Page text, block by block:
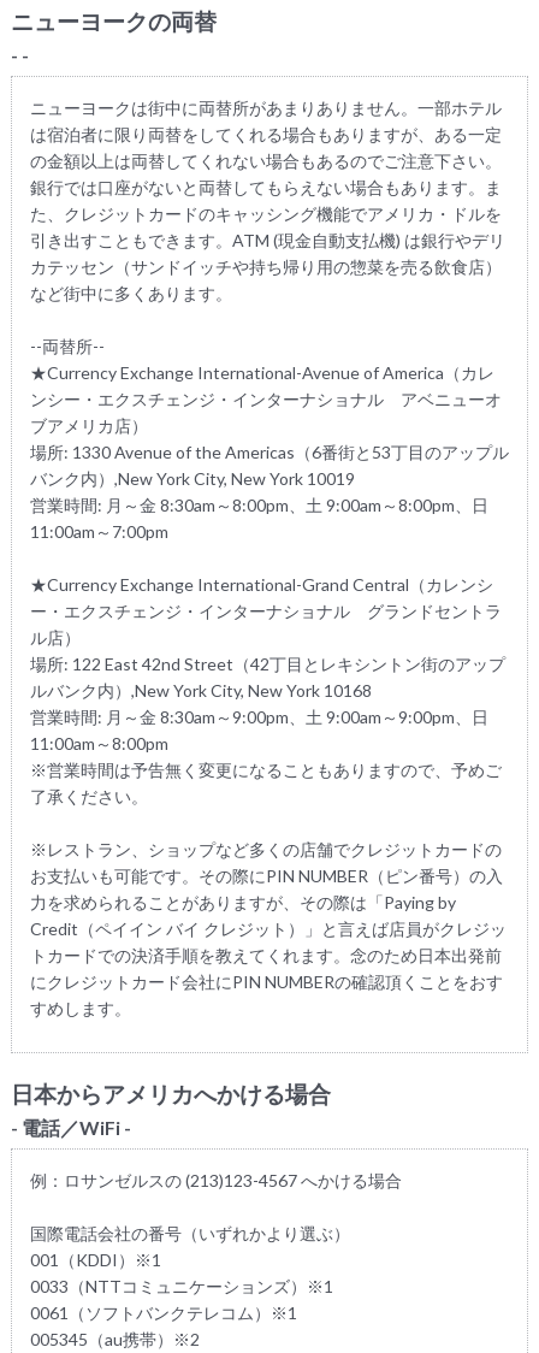
ニューヨークの両替
- -
ニューヨークは街中に両替所があまりありません。一部ホテル
は宿泊者に限り両替をしてくれる場合もありますが、ある一定
の金額以上は両替してくれない場合もあるのでご注意下さい。
銀行では口座がないと両替してもらえない場合もあります。ま
た、クレジットカードのキャッシング機能でアメリカ・ドルを
引き出すこともできます。ATM (現金自動支払機) は銀行やデリ
カテッセン（サンドイッチや持ち帰り用の惣菜を売る飲食店）
など街中に多くあります。
--両替所--
★Currency Exchange International-Avenue of America（カレ
ンシー・エクスチェンジ・インターナショナル アベニューオ
ブアメリカ店）
場所: 1330 Avenue of the Americas（6番街と53丁目のアップル
バンク内）,New York City, New York 10019
営業時間: 月～金 8:30am～8:00pm、土 9:00am～8:00pm、日
11:00am～7:00pm
★Currency Exchange International-Grand Central（カレンシ
ー・エクスチェンジ・インターナショナル グランドセントラ
ル店）
場所: 122 East 42nd Street（42丁目とレキシントン街のアップ
ルバンク内）,New York City, New York 10168
営業時間: 月～金 8:30am～9:00pm、土 9:00am～9:00pm、日
11:00am～8:00pm
※営業時間は予告無く変更になることもありますので、予めご
了承ください。
※レストラン、ショップなど多くの店舗でクレジットカードの
お支払いも可能です。その際にPIN NUMBER（ピン番号）の入
力を求められることがありますが、その際は「Paying by
Credit（ペイイン バイ クレジット）」と言えば店員がクレジッ
トカードでの決済手順を教えてくれます。念のため日本出発前
にクレジットカード会社にPIN NUMBERの確認頂くことをおす
すめします。
日本からアメリカへかける場合
- 電話／WiFi -
例：ロサンゼルスの (213)123-4567 へかける場合
国際電話会社の番号（いずれかより選ぶ）
001（KDDI）※1
0033（NTTコミュニケーションズ）※1
0061（ソフトバンクテレコム）※1
005345（au携帯）※2